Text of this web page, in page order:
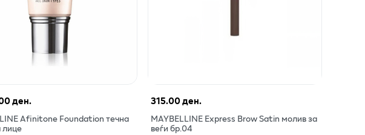
ден.
Afinitone Foundation течна
лице
315.00 ден.
MAYBELLINE Express Brow Satin молив за
веѓи бр.04